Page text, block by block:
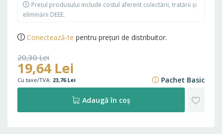
Prețul produsului include costul aferent colectării, tratării și
eliminării DEEE.
Conectează-te pentru prețuri de distribuitor.
20,30 Lei
24,56 Lei
19,64 Lei
23,76 Lei Pachet Basic
Adaugă în coș